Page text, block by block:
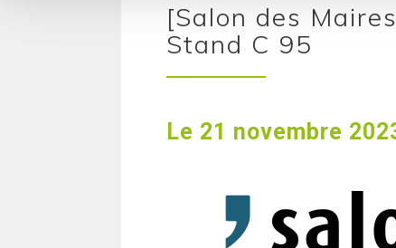
[Salon des
Stand C 95
Le 21 novembre